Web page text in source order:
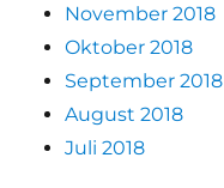
November 2018
Oktober 2018
September 2018
August 2018
Juli 2018